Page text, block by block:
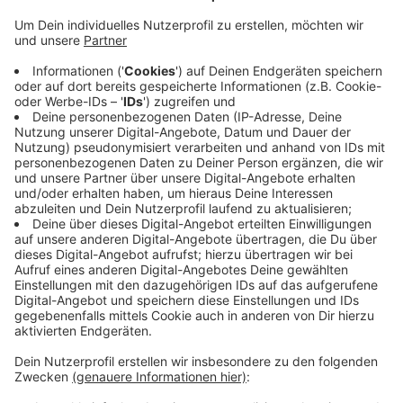
Nach dem Tod des Tatverdächtigen im Fall des
die Staatsanwaltschaft Koblenz das
Ermittlungsverfahren ein. Sie verweist auf die
“erdrückende Beweislage”. Sie lasse eindeutig auf den
seit Monaten Gesuchten als Täter schließen. Durch
den Tod des einzig möglichen Beschuldigten finde das
Ermittlungsverfahren sein Ende. Ein Bürger hatte die
tote Person am Dienstagnachmittag rund einen
Kilometer von Weitefeld entfernt gefunden. Am 6.
April war in dem Ort eine dreiköpfige Familie brutal
getötet worden.
Anzeige